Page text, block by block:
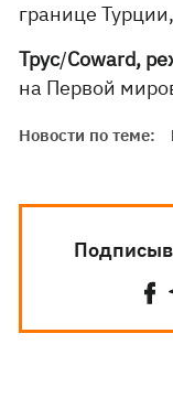
границе
Трус/Coward,
на Первой
Новости по теме: